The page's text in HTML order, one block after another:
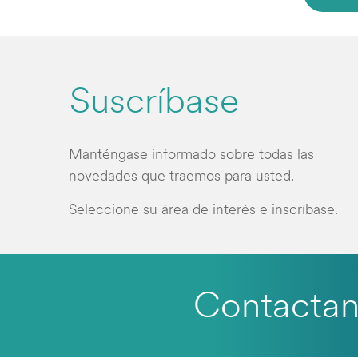
Suscríbase
Manténgase informado sobre todas las
novedades que traemos para usted.
Seleccione su área de interés e inscríbase.